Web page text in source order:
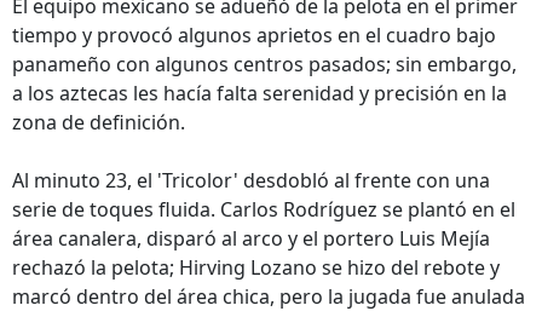
El equipo mexicano se adueñó de la pelota en el primer
tiempo y provocó algunos aprietos en el cuadro bajo
panameño con algunos centros pasados; sin embargo,
a los aztecas les hacía falta serenidad y precisión en la
zona de definición.
Al minuto 23, el 'Tricolor' desdobló al frente con una
serie de toques fluida. Carlos Rodríguez se plantó en el
área canalera, disparó al arco y el portero Luis Mejía
rechazó la pelota; Hirving Lozano se hizo del rebote y
marcó dentro del área chica, pero la jugada fue anulada